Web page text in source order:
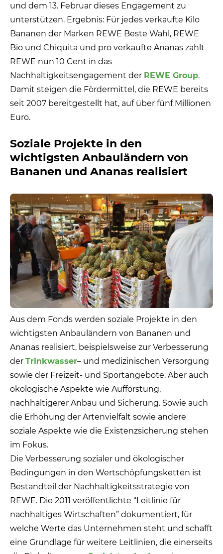
und dem 13. Februar dieses Engagement zu
unterstützen. Ergebnis: Für jedes verkaufte Kilo
Bananen der Marken REWE Beste Wahl, REWE
Bio und Chiquita und pro verkaufte Ananas zahlt
REWE nun 10 Cent in das
Nachhaltigkeitsengagement der REWE Group.
Damit steigen die Fördermittel, die REWE bereits
seit 2007 bereitgestellt hat, auf über fünf Millionen
Euro.
Soziale Projekte in den
wichtigsten Anbauländern von
Bananen und Ananas realisiert
Aus dem Fonds werden soziale Projekte in den
wichtigsten Anbauländern von Bananen und
Ananas realisiert, beispielsweise zur Verbesserung
der Trinkwasser– und medizinischen Versorgung
sowie der Freizeit- und Sportangebote. Aber auch
ökologische Aspekte wie Aufforstung,
nachhaltigerer Anbau und Sicherung. Sowie auch
die Erhöhung der Artenvielfalt sowie andere
soziale Aspekte wie die Existenzsicherung stehen
im Fokus.
Die Verbesserung sozialer und ökologischer
Bedingungen in den Wertschöpfungsketten ist
Bestandteil der Nachhaltigkeitsstrategie von
REWE. Die 2011 veröffentlichte “Leitlinie für
nachhaltiges Wirtschaften” dokumentiert, für
welche Werte das Unternehmen steht und schafft
eine Grundlage für weitere Leitlinien, die einerseits